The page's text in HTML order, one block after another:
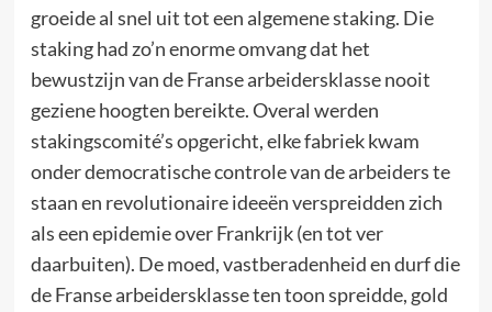
groeide al snel uit tot een algemene staking. Die
staking had zo’n enorme omvang dat het
bewustzijn van de Franse arbeidersklasse nooit
geziene hoogten bereikte. Overal werden
stakingscomité’s opgericht, elke fabriek kwam
onder democratische controle van de arbeiders te
staan en revolutionaire ideeën verspreidden zich
als een epidemie over Frankrijk (en tot ver
daarbuiten). De moed, vastberadenheid en durf die
de Franse arbeidersklasse ten toon spreidde, gold